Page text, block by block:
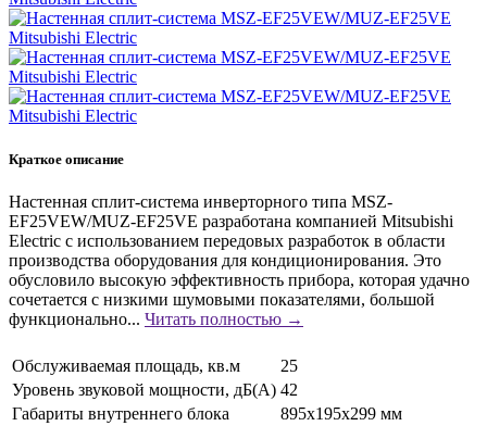
Краткое описание
Настенная сплит-система инверторного типа MSZ-
EF25VEW/MUZ-EF25VE разработана компанией Mitsubishi
Electric с использованием передовых разработок в области
производства оборудования для кондиционирования. Это
обусловило высокую эффективность прибора, которая удачно
сочетается с низкими шумовыми показателями, большой
функционально... Читать полностью →
Обслуживаемая площадь, кв.м
25
Уровень звуковой мощности, дБ(А) 42
Габариты внутреннего блока
895х195х299 мм